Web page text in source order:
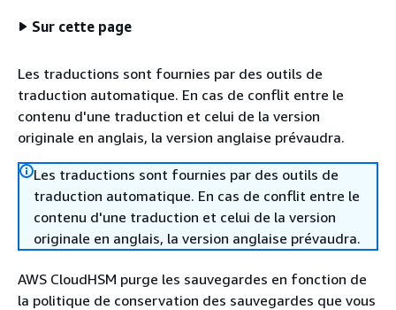
Sur cette page
Les traductions sont fournies par des outils de
traduction automatique. En cas de conflit entre le
contenu d'une traduction et celui de la version
originale en anglais, la version anglaise prévaudra.
Les traductions sont fournies par des outils de
traduction automatique. En cas de conflit entre le
contenu d'une traduction et celui de la version
originale en anglais, la version anglaise prévaudra.
AWS CloudHSM purge les sauvegardes en fonction de
la politique de conservation des sauvegardes que vous